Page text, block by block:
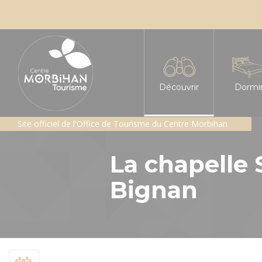
Découvrir
L'insoupçonné Centre
Les sites
Les Landes de Lanvaux
Patrimoine religieux
Tous
Hôtels
Gîte
Site officiel de l'Office de Tourisme du Centre Morbihan
La chapelle
Bignan